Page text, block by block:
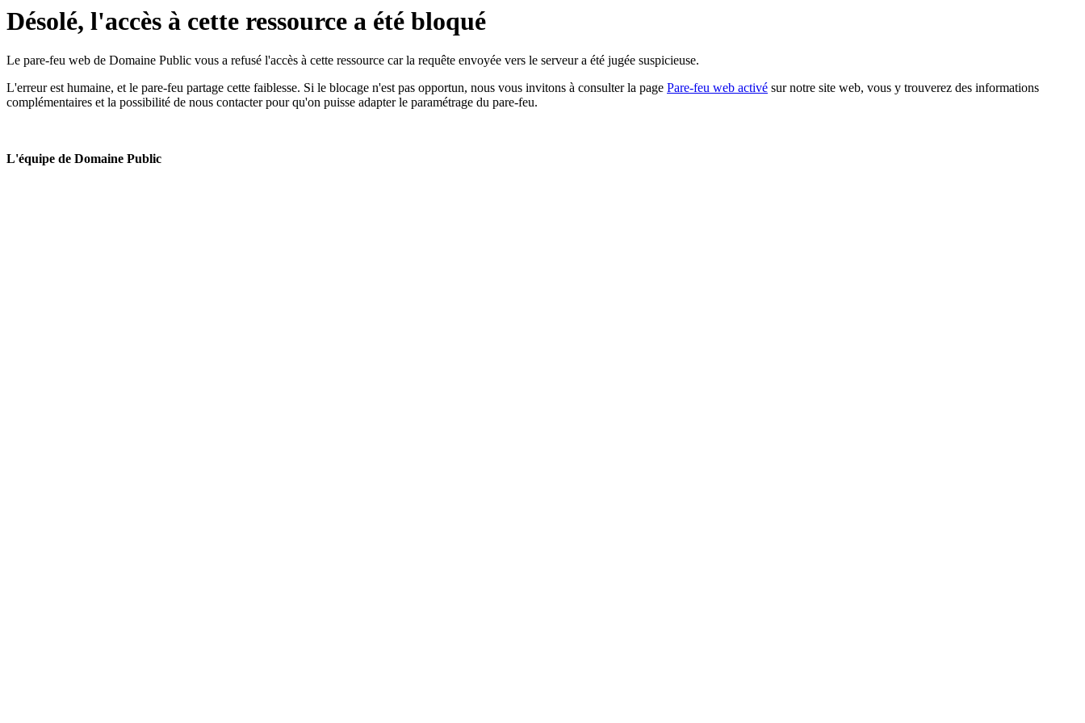
Désolé, l'accès à cette ressource a été bloqué
Le pare-feu web de Domaine Public vous a refusé l'accès à cette ressource car la requête envoyée vers le serveur a été jugée suspicieuse.
L'erreur est humaine, et le pare-feu partage cette faiblesse. Si le blocage n'est pas opportun, nous vous invitons à consulter la page Pare-feu web activé sur notre site web, vous y trouverez des informations
complémentaires et la possibilité de nous contacter pour qu'on puisse adapter le paramétrage du pare-feu.
L'équipe de Domaine Public